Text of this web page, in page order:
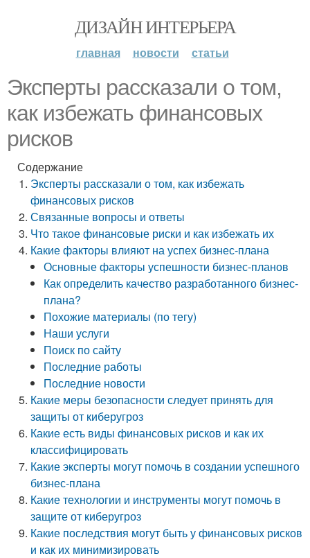
ДИЗАЙН ИНТЕРЬЕРА
главная новости статьи
Эксперты рассказали о том,
как избежать финансовых
рисков
Содержание
Эксперты рассказали о том, как избежать
финансовых рисков
Связанные вопросы и ответы
Что такое финансовые риски и как избежать их
Какие факторы влияют на успех бизнес-плана
Основные факторы успешности бизнес-планов
Как определить качество разработанного бизнес-
плана?
Похожие материалы (по тегу)
Наши услуги
Поиск по сайту
Последние работы
Последние новости
Какие меры безопасности следует принять для
защиты от киберугроз
Какие есть виды финансовых рисков и как их
классифицировать
Какие эксперты могут помочь в создании успешного
бизнес-плана
Какие технологии и инструменты могут помочь в
защите от киберугроз
Какие последствия могут быть у финансовых рисков
и как их минимизировать